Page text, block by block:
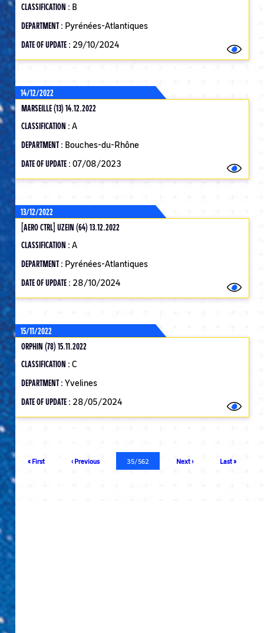
CLASSIFICATION : B
DEPARTMENT : Pyrénées-Atlantiques
DATE OF UPDATE : 29/10/2024
14/12/2022
MARSEILLE (13) 14.12.2022
CLASSIFICATION : A
DEPARTMENT : Bouches-du-Rhône
DATE OF UPDATE : 07/08/2023
13/12/2022
[AERO CTRL] UZEIN (64) 13.12.2022
CLASSIFICATION : A
DEPARTMENT : Pyrénées-Atlantiques
DATE OF UPDATE : 28/10/2024
15/11/2022
ORPHIN (78) 15.11.2022
CLASSIFICATION : C
DEPARTMENT : Yvelines
DATE OF UPDATE : 28/05/2024
Pagination
First
« First
Previous
‹ Previous
Current
page
35/562
Next
Next ›
Last
Last »